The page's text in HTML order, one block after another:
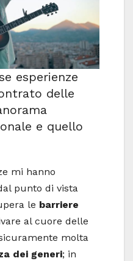
esperienze
delle
e quello
mi hanno
punto di vista
le barriere
al cuore delle
sicuramente molta
dei generi; in